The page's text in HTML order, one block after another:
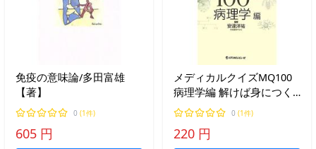
免疫の意味論/多田富雄
【著】
0 (1件)
605 円
メディカルクイズMQ100
病理学編 解けば身につく
MQシリーズ/安達洋祐【監
修】
0 (1件)
220 円